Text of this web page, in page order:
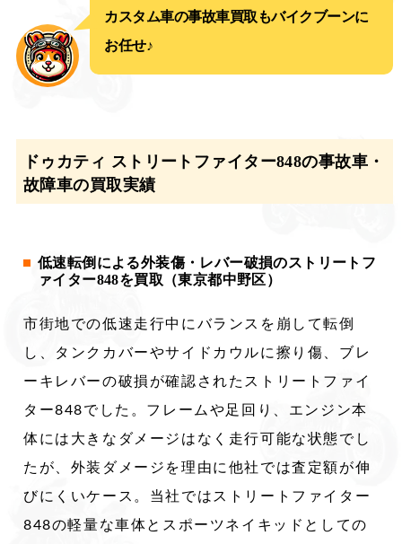
カスタム車の事故車買取もバイクブーンに
お任せ♪
ドゥカティ ストリートファイター848の事故車・
故障車の買取実績
低速転倒による外装傷・レバー破損のストリートフ
ァイター848を買取（東京都中野区）
市街地での低速走行中にバランスを崩して転倒
し、タンクカバーやサイドカウルに擦り傷、ブレ
ーキレバーの破損が確認されたストリートファイ
ター848でした。フレームや足回り、エンジン本
体には大きなダメージはなく走行可能な状態でし
たが、外装ダメージを理由に他社では査定額が伸
びにくいケース。当社ではストリートファイター
848の軽量な車体とスポーツネイキッドとしての